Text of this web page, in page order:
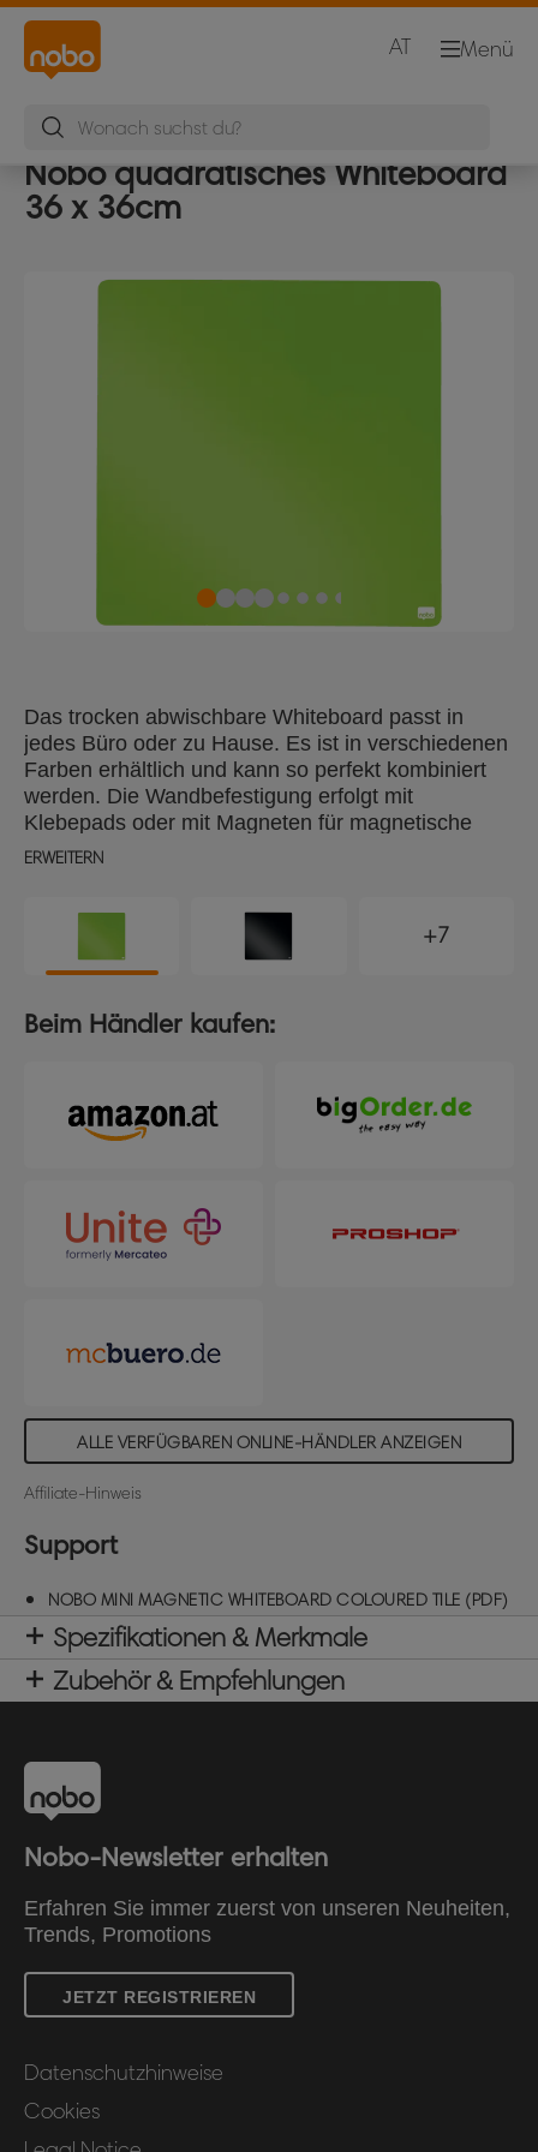
Menü
AT
Nobo quadratisches Whiteboard
36 x 36cm
Das trocken abwischbare Whiteboard passt in
jedes Büro oder zu Hause. Es ist in verschiedenen
Farben erhältlich und kann so perfekt kombiniert
werden. Die Wandbefestigung erfolgt mit
Klebepads oder mit Magneten für magnetische
Oberflächen wie zum Beispiel am Kühlschrank.
Marker, 2 Magneten, adhäsiven Klebepads und
Befestigungs-Magneten. Größe: 36 x 36 cm
ERWEITERN
+7
Beim Händler kaufen:
ALLE VERFÜGBAREN ONLINE-HÄNDLER ANZEIGEN
Affiliate-Hinweis
Support
NOBO MINI MAGNETIC WHITEBOARD COLOURED TILE (PDF)
Spezifikationen & Merkmale
Zubehör & Empfehlungen
Nobo-Newsletter erhalten
Erfahren Sie immer zuerst von unseren Neuheiten,
Trends, Promotions
JETZT REGISTRIEREN
Datenschutzhinweise
Cookies